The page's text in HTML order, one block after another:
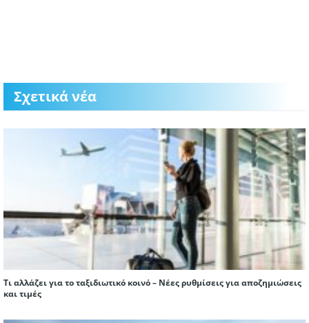
Σχετικά νέα
Τι αλλάζει για το ταξιδιωτικό κοινό – Νέες ρυθμίσεις για αποζημιώσεις
και τιμές